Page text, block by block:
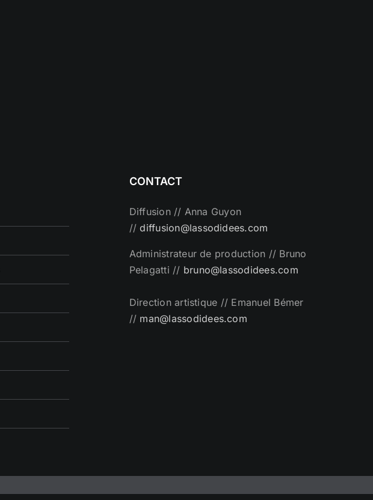
CONTACT
Diffusion // Anna Guyon
//diffusion@lassodidees.com
Administrateur de production // Bruno
Pelagatti // bruno@lassodidees.com
Direction artistique // Emanuel Bémer
// man@lassodidees.com